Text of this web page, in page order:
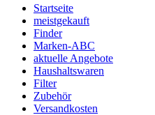
Startseite
meistgekauft
Finder
Marken-ABC
aktuelle Angebote
Haushaltswaren
Filter
Zubehör
Versandkosten